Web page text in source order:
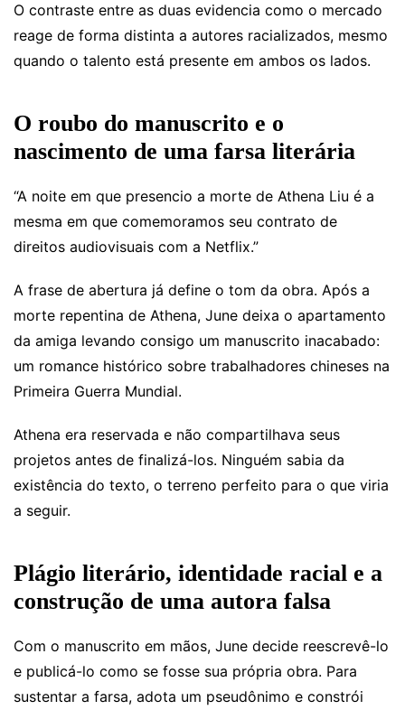
O contraste entre as duas evidencia como o mercado
reage de forma distinta a autores racializados, mesmo
quando o talento está presente em ambos os lados.
O roubo do manuscrito e o
nascimento de uma farsa literária
“A noite em que presencio a morte de Athena Liu é a
mesma em que comemoramos seu contrato de
direitos audiovisuais com a Netflix.”
A frase de abertura já define o tom da obra. Após a
morte repentina de Athena, June deixa o apartamento
da amiga levando consigo um manuscrito inacabado:
um romance histórico sobre trabalhadores chineses na
Primeira Guerra Mundial.
Athena era reservada e não compartilhava seus
projetos antes de finalizá-los. Ninguém sabia da
existência do texto, o terreno perfeito para o que viria
a seguir.
Plágio literário, identidade racial e a
construção de uma autora falsa
Com o manuscrito em mãos, June decide reescrevê-lo
e publicá-lo como se fosse sua própria obra. Para
sustentar a farsa, adota um pseudônimo e constrói